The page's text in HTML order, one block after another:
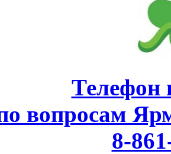
Телефон
вопросам
8-